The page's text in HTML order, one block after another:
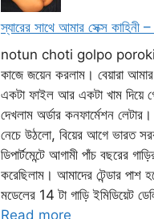
স্যারের সাথে আমার সেক্স কাহিনী
notun choti golpo
কাজে জয়েন করলাম। বেয়ারা
একটা ফাইল আর একটা খাম দিয়ে
দেখলাম অর্ডার কনফার্মেশন
নেচে উঠলো, বিয়ের আগে ভারত
ডিপার্টমেন্টে আগামী পাঁচ বছরের
করেছিলাম। আমাদের টেন্ডার পাশ
মডেলের 14 টা গাড়ি ইমিডিয়েট
Read more